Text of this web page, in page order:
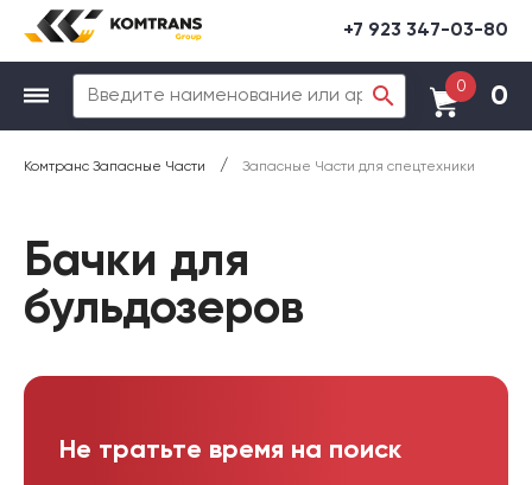
+7 923 347-03-80
0 0
Комтранс Запасные Части / Запасные Части для спецтехники
Бачки для
бульдозеров
Не тратьте время на поиск